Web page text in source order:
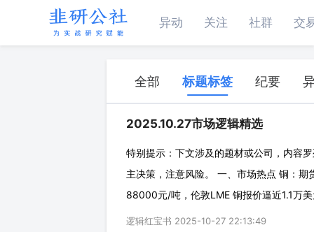
异动 关注 社群 交
全部 标题标签 纪要
2025.10.27市场逻辑精选
特别提示：下文涉及的题材或公司，内容
主决策，注意风险。 一、市场热点 铜：
88000元/吨，伦敦LME 铜报价逼近1.1万
至0.9%（主因铜矿供应受限），而需求
逻辑红宝书 2025-10-27 22:13:49